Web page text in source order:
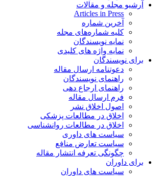
آرشیو مجله و مقالات
Articles in Press
آخرین شماره
کلیه شماره‌های مجله
نمایه نویسندگان
نمایه واژه های کلیدی
برای نویسندگان
دعوتنامه ارسال مقاله
راهنمای نویسندگان
راهنمای ارجاع دهی
فرم ارسال مقاله
اصول اخلاق نشر
اخلاق در مطالعات پزشکی
اخلاق در مطالعات روانشناسی
سیاست های داوری
سیاست تعارض منافع
چگونگی تعرفه انتشار مقاله
برای داوران
سیاست های داوران